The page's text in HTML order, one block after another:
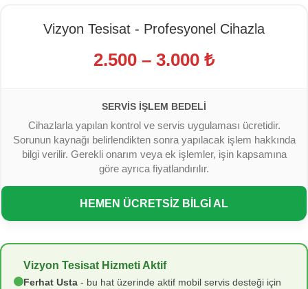
Vizyon Tesisat - Profesyonel Cihazla
2.500 – 3.000 ₺
SERVIS İŞLEM BEDELI
Cihazlarla yapılan kontrol ve servis uygulaması ücretidir.
Sorunun kaynağı belirlendikten sonra yapılacak işlem hakkında
bilgi verilir. Gerekli onarım veya ek işlemler, işin kapsamına
göre ayrıca fiyatlandırılır.
HEMEN ÜCRETSİZ BİLGİ AL
Vizyon Tesisat Hizmeti Aktif
Ferhat Usta - bu hat üzerinde aktif mobil servis desteği için